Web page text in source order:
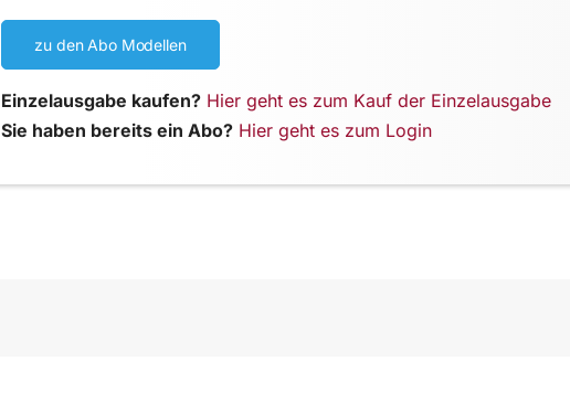
zu den Abo Modellen
Einzelausgabe kaufen? Hier geht es zum Kauf der Einzelausgabe
Sie haben bereits ein Abo? Hier geht es zum Login